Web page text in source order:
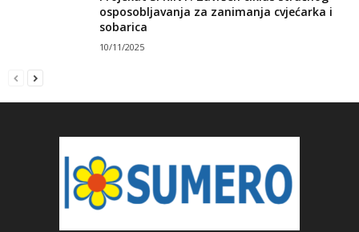
osposobljavanja za zanimanja cvjećarka i
sobarica
10/11/2025